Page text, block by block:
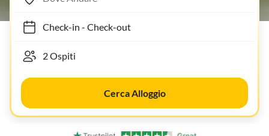
Check-in- Check-out
Cerca Alloggio